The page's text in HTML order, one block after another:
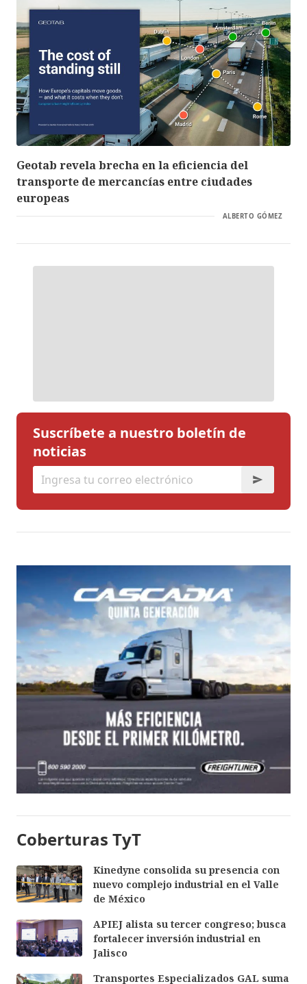
Geotab revela brecha en la eficiencia del
transporte de mercancías entre ciudades
europeas
ALBERTO GÓMEZ
Suscríbete a nuestro boletín de
noticias
Coberturas TyT
Kinedyne consolida su presencia con
nuevo complejo industrial en el Valle
de México
APIEJ alista su tercer congreso; busca
fortalecer inversión industrial en
Jalisco
Transportes Especializados GAL suma